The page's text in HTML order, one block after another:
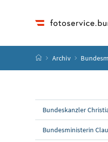
Startseite
Archiv
Bundeskanzler
Bundesministerin